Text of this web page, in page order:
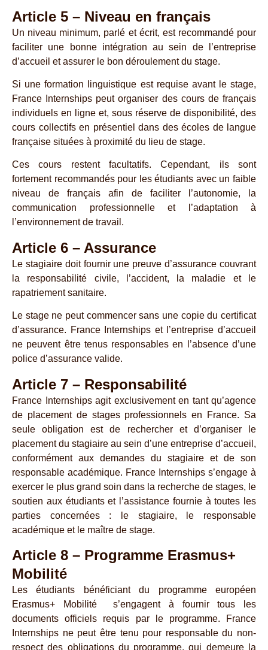
Article 5 – Niveau en français
Un niveau minimum, parlé et écrit, est recommandé pour
faciliter une bonne intégration au sein de l’entreprise
d’accueil et assurer le bon déroulement du stage.
Si une formation linguistique est requise avant le stage,
France Internships peut organiser des cours de français
individuels en ligne et, sous réserve de disponibilité, des
cours collectifs en présentiel dans des écoles de langue
française situées à proximité du lieu de stage.
Ces cours restent facultatifs. Cependant, ils sont
fortement recommandés pour les étudiants avec un faible
niveau de français afin de faciliter l’autonomie, la
communication professionnelle et l’adaptation à
l’environnement de travail.
Article 6 – Assurance
Le stagiaire doit fournir une preuve d’assurance couvrant
la responsabilité civile, l’accident, la maladie et le
rapatriement sanitaire.
Le stage ne peut commencer sans une copie du certificat
d’assurance. France Internships et l’entreprise d’accueil
ne peuvent être tenus responsables en l’absence d’une
police d’assurance valide.
Article 7 – Responsabilité
France Internships agit exclusivement en tant qu’agence
de placement de stages professionnels en France. Sa
seule obligation est de rechercher et d’organiser le
placement du stagiaire au sein d’une entreprise d’accueil,
conformément aux demandes du stagiaire et de son
responsable académique. France Internships s’engage à
exercer le plus grand soin dans la recherche de stages, le
soutien aux étudiants et l’assistance fournie à toutes les
parties concernées : le stagiaire, le responsable
académique et le maître de stage.
Article 8 – Programme Erasmus+
Mobilité
Les étudiants bénéficiant du programme européen
Erasmus+ Mobilité s’engagent à fournir tous les
documents officiels requis par le programme. France
Internships ne peut être tenu pour responsable du non-
respect des obligations du programme, qui demeure la